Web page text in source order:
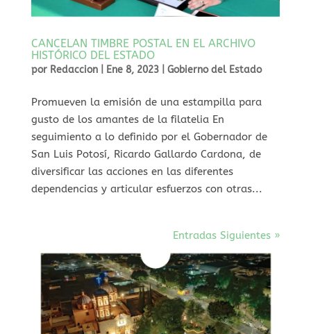
CANCELAN TIMBRE POSTAL EN EL ARCHIVO
HISTÓRICO DEL ESTADO
por Redaccion| Ene 8, 2023| Gobierno del Estado
Promueven la emisión de una estampilla para
gusto de los amantes de la filatelia En
seguimiento a lo definido por el Gobernador de
San Luis Potosí, Ricardo Gallardo Cardona, de
diversificar las acciones en las diferentes
dependencias y articular esfuerzos con otras...
Entradas Siguientes »